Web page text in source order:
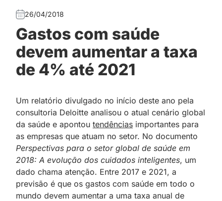
26/04/2018
Gastos com saúde
devem aumentar a taxa
de 4% até 2021
Um relatório divulgado no início deste ano pela
consultoria Deloitte analisou o atual cenário global
da saúde e apontou tendências importantes para
as empresas que atuam no setor. No documento
Perspectivas para o setor global de saúde em
2018: A evolução dos cuidados inteligentes, um
dado chama atenção. Entre 2017 e 2021, a
previsão é que os gastos com saúde em todo o
mundo devem aumentar a uma taxa anual de